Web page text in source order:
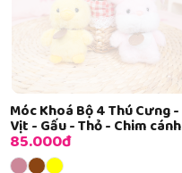
Móc Khoá Bộ 4 Thú Cưng -
Vịt - Gấu - Thỏ - Chim cánh
cụt
85.000đ